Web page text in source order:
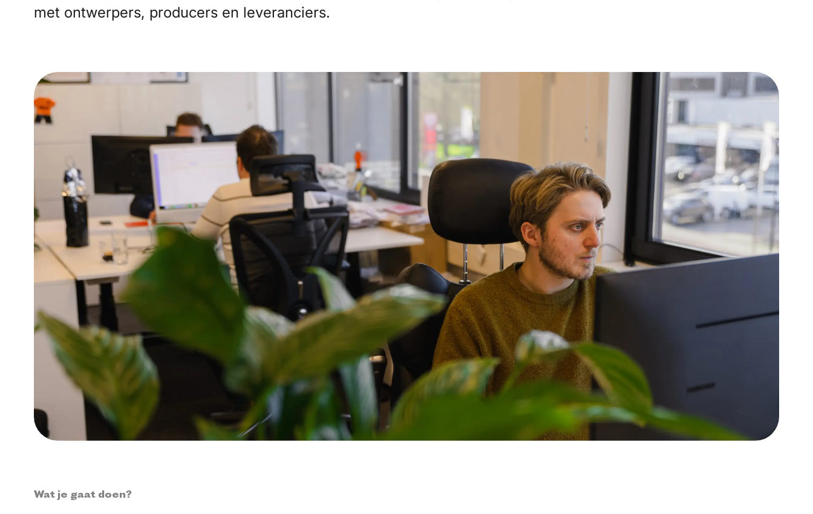
met ontwerpers, producers en leveranciers.
Wat je gaat doen?